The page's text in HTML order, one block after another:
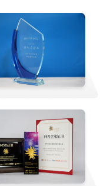
8号（常州市光华学校内左侧
楼8号楼9号楼10号楼二层204号
元10102室（都府大厦旁）